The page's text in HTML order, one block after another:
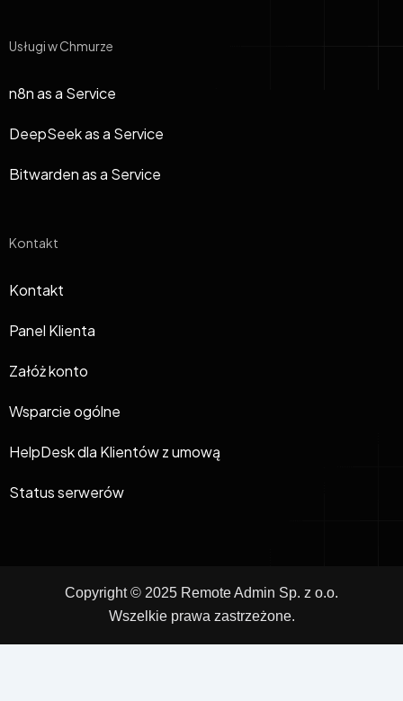
Usługi w Chmurze
n8n as a Service
DeepSeek as a Service
Bitwarden as a Service
Kontakt
Kontakt
Panel Klienta
Załóż konto
Wsparcie ogólne
HelpDesk dla Klientów z umową
Status serwerów
Copyright © 2025 Remote Admin Sp. z o.o.
Wszelkie prawa zastrzeżone.